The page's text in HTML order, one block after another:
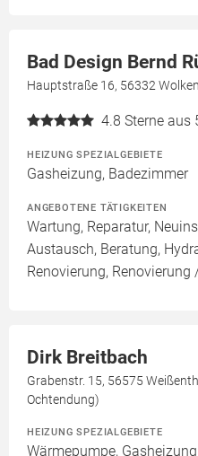
Bad Design Bernd
Hauptstraße 16, 56332
4.8 Sterne aus
HEIZUNG SPEZIALGEBIETE
Gasheizung, Badezimmer
ANGEBOTENE TÄTIGKEITEN
Wartung, Reparatur,
Austausch, Beratung,
Renovierung, Renovierung
Dirk Breitbach
Grabenstr. 15, 56575
Ochtendung)
HEIZUNG SPEZIALGEBIETE
Wärmepumpe,